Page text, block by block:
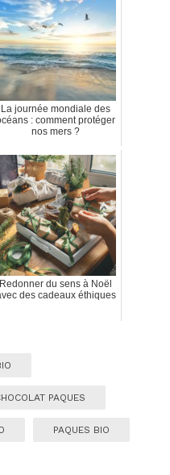
La journée mondiale des
: comment protéger
nos mers ?
Redonner du sens à Noël
des cadeaux éthiques
PAQUES
PAQUES BIO